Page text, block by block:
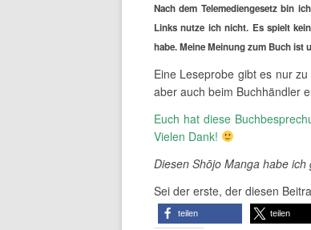
Nach dem Telemediengesetz bin
Links nutze ich nicht. Es spielt
habe. Meine Meinung zum Buch ist
Eine Leseprobe gibt es nur zu
aber auch beim Buchhändler
Euch hat diese
Vielen Dank!
Diesen Shōjo Manga habe ich
Sei der erste, der diesen
teilen teilen